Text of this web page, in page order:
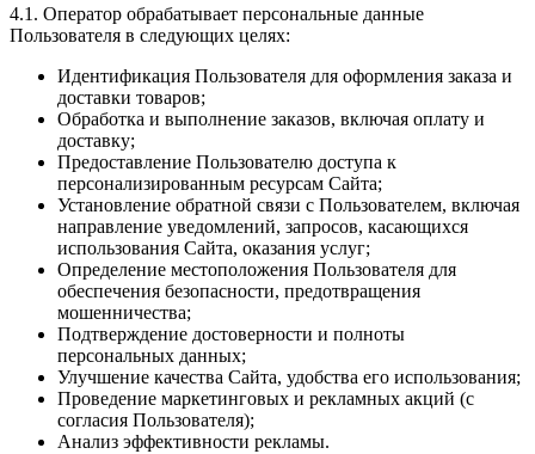
4.1. Оператор обрабатывает персональные данные
Пользователя в следующих целях:
Идентификация Пользователя для оформления заказа и
доставки товаров;
Обработка и выполнение заказов, включая оплату и
доставку;
Предоставление Пользователю доступа к
персонализированным ресурсам Сайта;
Установление обратной связи с Пользователем, включая
направление уведомлений, запросов, касающихся
использования Сайта, оказания услуг;
Определение местоположения Пользователя для
обеспечения безопасности, предотвращения
мошенничества;
Подтверждение достоверности и полноты
персональных данных;
Улучшение качества Сайта, удобства его использования;
Проведение маркетинговых и рекламных акций (с
согласия Пользователя);
Анализ эффективности рекламы.